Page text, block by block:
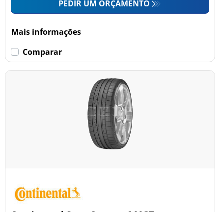
PEDIR UM ORÇAMENTO
Mais informações
Comparar